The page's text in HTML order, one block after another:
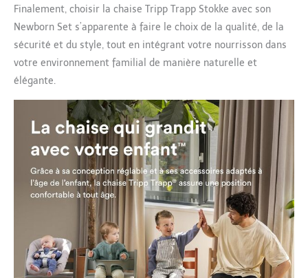
Finalement, choisir la chaise Tripp Trapp Stokke avec son
Newborn Set s’apparente à faire le choix de la qualité, de la
sécurité et du style, tout en intégrant votre nourrisson dans
votre environnement familial de manière naturelle et
élégante.